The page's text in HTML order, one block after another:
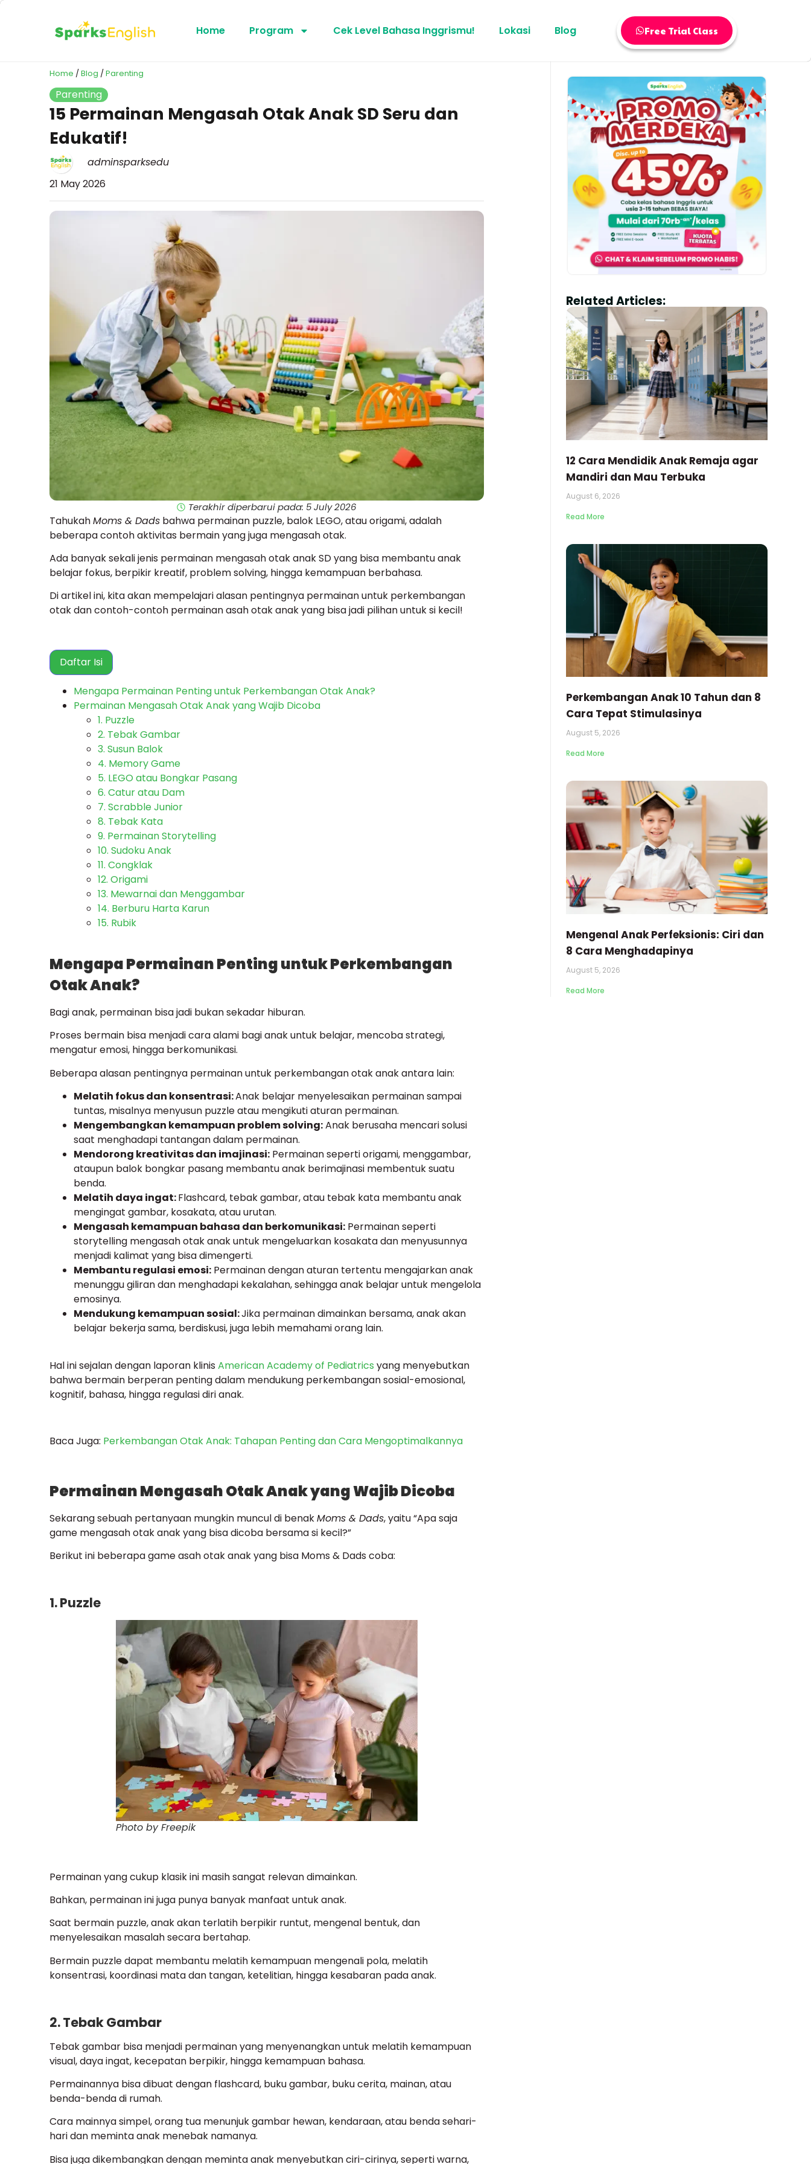
Home Program Cek Level Bahasa Inggrismu! Lokasi Blog Free Trial Class
Home /Blog /Parenting
Parenting
15 Permainan Mengasah Otak Anak SD Seru dan
Edukatif!
adminsparksedu
21 May 2026
Terakhir diperbarui pada: 5 July 2026
TahukahMoms & Dads bahwa permainan puzzle, balok LEGO, atau origami, adalah
beberapa contoh aktivitas bermain yang juga mengasah otak.
Ada banyak sekali jenis permainan mengasah otak anak SD yang bisa membantu anak
belajar fokus, berpikir kreatif, problem solving, hingga kemampuan berbahasa.
Di artikel ini, kita akan mempelajari alasan pentingnya permainan untuk perkembangan
otak dan contoh-contoh permainan asah otak anak yang bisa jadi pilihan untuk si kecil!
Daftar Isi
Mengapa Permainan Penting untuk Perkembangan Otak Anak?
Permainan Mengasah Otak Anak yang Wajib Dicoba
1. Puzzle
2. Tebak Gambar
3. Susun Balok
4. Memory Game
5. LEGO atau Bongkar Pasang
6. Catur atau Dam
7. Scrabble Junior
8. Tebak Kata
9. Permainan Storytelling
10. Sudoku Anak
11. Congklak
12. Origami
13. Mewarnai dan Menggambar
14. Berburu Harta Karun
15. Rubik
Mengapa Permainan Penting untuk Perkembangan
Otak Anak?
Bagi anak, permainan bisa jadi bukan sekadar hiburan.
Proses bermain bisa menjadi cara alami bagi anak untuk belajar, mencoba strategi,
mengatur emosi, hingga berkomunikasi.
Beberapa alasan pentingnya permainan untuk perkembangan otak anak antara lain:
Melatih fokus dan konsentrasi:Anak belajar menyelesaikan permainan sampai
tuntas, misalnya menyusun puzzle atau mengikuti aturan permainan.
Mengembangkan kemampuan problem solving:Anak berusaha mencari solusi
saat menghadapi tantangan dalam permainan.
Mendorong kreativitas dan imajinasi: Permainan seperti origami, menggambar,
ataupun balok bongkar pasang membantu anak berimajinasi membentuk suatu
benda.
Melatih daya ingat:Flashcard, tebak gambar, atau tebak kata membantu anak
mengingat gambar, kosakata, atau urutan.
Mengasah kemampuan bahasa dan berkomunikasi: Permainan seperti
storytelling mengasah otak anak untuk mengeluarkan kosakata dan menyusunnya
menjadi kalimat yang bisa dimengerti.
Membantu regulasi emosi: Permainan dengan aturan tertentu mengajarkan anak
menunggu giliran dan menghadapi kekalahan, sehingga anak belajar untuk mengelola
emosinya.
Mendukung kemampuan sosial:Jika permainan dimainkan bersama, anak akan
belajar bekerja sama, berdiskusi, juga lebih memahami orang lain.
Hal ini sejalan dengan laporan klinis American Academy of Pediatrics yang menyebutkan
bahwa bermain berperan penting dalam mendukung perkembangan sosial-emosional,
kognitif, bahasa, hingga regulasi diri anak.
Baca Juga: Perkembangan Otak Anak: Tahapan Penting dan Cara Mengoptimalkannya
Permainan Mengasah Otak Anak yang Wajib Dicoba
Sekarang sebuah pertanyaan mungkin muncul di benakMoms & Dads, yaitu “Apa saja
game mengasah otak anak yang bisa dicoba bersama si kecil?”
Berikut ini beberapa game asah otak anak yang bisa Moms & Dads coba:
1. Puzzle
Photo by Freepik
Permainan yang cukup klasik ini masih sangat relevan dimainkan.
Bahkan, permainan ini juga punya banyak manfaat untuk anak.
Saat bermain puzzle, anak akan terlatih berpikir runtut, mengenal bentuk, dan
menyelesaikan masalah secara bertahap.
Bermain puzzle dapat membantu melatih kemampuan mengenali pola, melatih
konsentrasi, koordinasi mata dan tangan, ketelitian, hingga kesabaran pada anak.
2. Tebak Gambar
Tebak gambar bisa menjadi permainan yang menyenangkan untuk melatih kemampuan
visual, daya ingat, kecepatan berpikir, hingga kemampuan bahasa.
Permainannya bisa dibuat dengan flashcard, buku gambar, buku cerita, mainan, atau
benda-benda di rumah.
Cara mainnya simpel, orang tua menunjuk gambar hewan, kendaraan, atau benda sehari-
hari dan meminta anak menebak namanya.
Bisa juga dikembangkan dengan meminta anak menyebutkan ciri-cirinya, seperti warna,
Related Articles:
12 Cara Mendidik Anak Remaja agar
Mandiri dan Mau Terbuka
August 6, 2026
Read More
Perkembangan Anak 10 Tahun dan 8
Cara Tepat Stimulasinya
August 5, 2026
Read More
Mengenal Anak Perfeksionis: Ciri dan
8 Cara Menghadapinya
August 5, 2026
Read More